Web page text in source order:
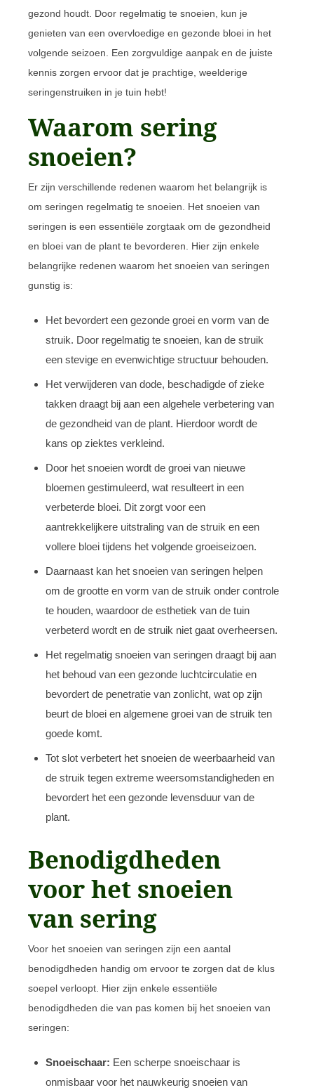
gezond houdt. Door regelmatig te snoeien, kun je
genieten van een overvloedige en gezonde bloei in het
volgende seizoen. Een zorgvuldige aanpak en de juiste
kennis zorgen ervoor dat je prachtige, weelderige
seringenstruiken in je tuin hebt!
Waarom sering
snoeien?
Er zijn verschillende redenen waarom het belangrijk is
om seringen regelmatig te snoeien. Het snoeien van
seringen is een essentiële zorgtaak om de gezondheid
en bloei van de plant te bevorderen. Hier zijn enkele
belangrijke redenen waarom het snoeien van seringen
gunstig is:
Het bevordert een gezonde groei en vorm van de
struik. Door regelmatig te snoeien, kan de struik
een stevige en evenwichtige structuur behouden.
Het verwijderen van dode, beschadigde of zieke
takken draagt bij aan een algehele verbetering van
de gezondheid van de plant. Hierdoor wordt de
kans op ziektes verkleind.
Door het snoeien wordt de groei van nieuwe
bloemen gestimuleerd, wat resulteert in een
verbeterde bloei. Dit zorgt voor een
aantrekkelijkere uitstraling van de struik en een
vollere bloei tijdens het volgende groeiseizoen.
Daarnaast kan het snoeien van seringen helpen
om de grootte en vorm van de struik onder controle
te houden, waardoor de esthetiek van de tuin
verbeterd wordt en de struik niet gaat overheersen.
Het regelmatig snoeien van seringen draagt bij aan
het behoud van een gezonde luchtcirculatie en
bevordert de penetratie van zonlicht, wat op zijn
beurt de bloei en algemene groei van de struik ten
goede komt.
Tot slot verbetert het snoeien de weerbaarheid van
de struik tegen extreme weersomstandigheden en
bevordert het een gezonde levensduur van de
plant.
Benodigdheden
voor het snoeien
van sering
Voor het snoeien van seringen zijn een aantal
benodigdheden handig om ervoor te zorgen dat de klus
soepel verloopt. Hier zijn enkele essentiële
benodigdheden die van pas komen bij het snoeien van
seringen:
Snoeischaar: Een scherpe snoeischaar is
onmisbaar voor het nauwkeurig snoeien van